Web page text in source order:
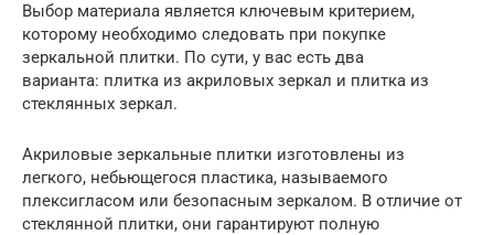
Выбор материала является ключевым критерием,
которому необходимо следовать при покупке
зеркальной плитки. По сути, у вас есть два
варианта: плитка из акриловых зеркал и плитка из
стеклянных зеркал.
Акриловые зеркальные плитки изготовлены из
легкого, небьющегося пластика, называемого
плексигласом или безопасным зеркалом. В отличие от
стеклянной плитки, они гарантируют полную